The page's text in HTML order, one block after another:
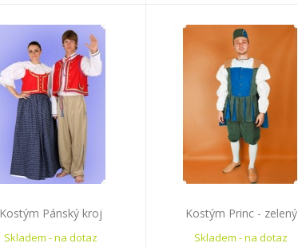
Kostým Pánský kroj
Skladem - na dotaz
Kostým Princ - zelený
Skladem - na dotaz